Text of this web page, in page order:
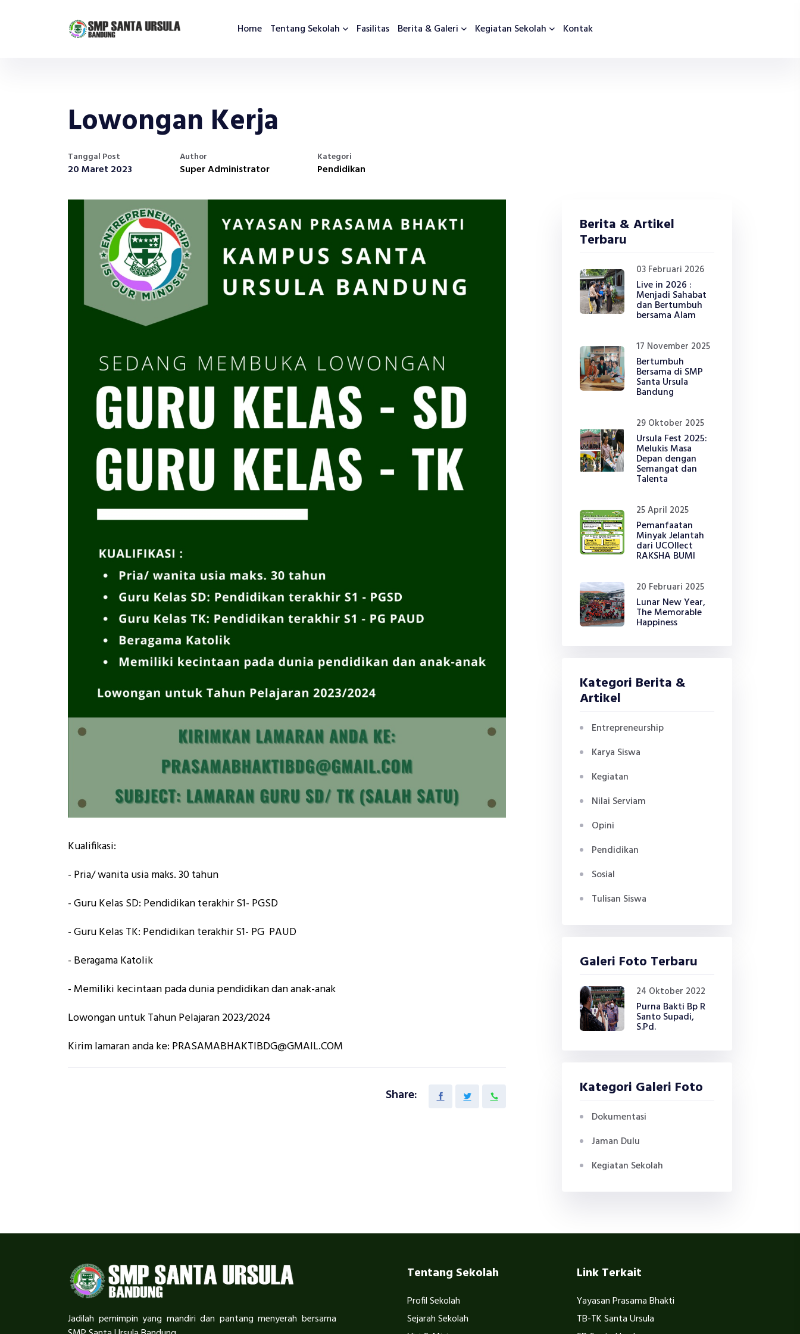
Home Tentang Sekolah Fasilitas Berita & Galeri Kegiatan Sekolah Kontak
Lowongan Kerja
Tanggal Post
20 Maret 2023
Author
Super Administrator
Kategori
Pendidikan
Kualifikasi:
- Pria/ wanita usia maks. 30 tahun
- Guru Kelas SD: Pendidikan terakhir S1- PGSD
- Guru Kelas TK: Pendidikan terakhir S1- PG PAUD
- Beragama Katolik
- Memiliki kecintaan pada dunia pendidikan dan anak-anak
Lowongan untuk Tahun Pelajaran 2023/2024
Kirim lamaran anda ke: PRASAMABHAKTIBDG@GMAIL.COM
Share:
Berita & Artikel
Terbaru
03 Februari 2026
Live in 2026 :
Menjadi Sahabat
dan Bertumbuh
bersama Alam
17 November 2025
Bertumbuh
Bersama di SMP
Santa Ursula
Bandung
29 Oktober 2025
Ursula Fest 2025:
Melukis Masa
Depan dengan
Semangat dan
Talenta
25 April 2025
Pemanfaatan
Minyak Jelantah
dari UCOllect
RAKSHA BUMI
20 Februari 2025
Lunar New Year,
The Memorable
Happiness
Kategori Berita &
Artikel
Entrepreneurship
Karya Siswa
Kegiatan
Nilai Serviam
Opini
Pendidikan
Sosial
Tulisan Siswa
Galeri Foto Terbaru
24 Oktober 2022
Purna Bakti Bp R
Santo Supadi,
S.Pd.
Kategori Galeri Foto
Dokumentasi
Jaman Dulu
Kegiatan Sekolah
Jadilah pemimpin yang mandiri dan pantang menyerah bersama
Tentang Sekolah
Profil Sekolah
Sejarah Sekolah
Link Terkait
Yayasan Prasama Bhakti
TB-TK Santa Ursula